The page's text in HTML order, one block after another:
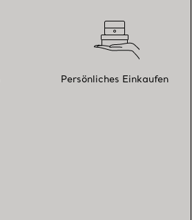
Persönliches Einkaufen